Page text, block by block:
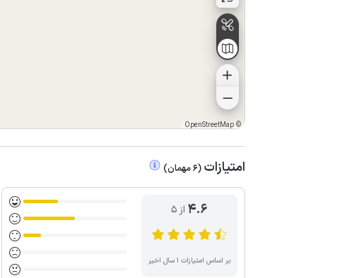
©
OpenStreetMap
امتیازات (
6مهمان)
4.6 از ۵
بر اساس امتیازات ۱ سال اخیر